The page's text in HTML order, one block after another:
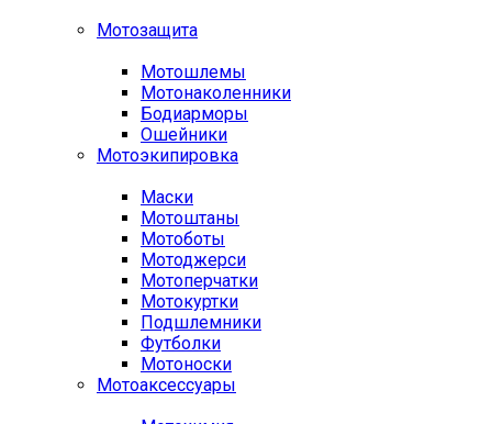
Мотозащита
Мотошлемы
Мотонаколенники
Бодиарморы
Ошейники
Мотоэкипировка
Маски
Мотоштаны
Мотоботы
Мотоджерси
Мотоперчатки
Мотокуртки
Подшлемники
Футболки
Мотоноски
Мотоаксессуары